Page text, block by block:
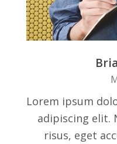
Lorem ipsum
adipiscing elit.
risus, eget